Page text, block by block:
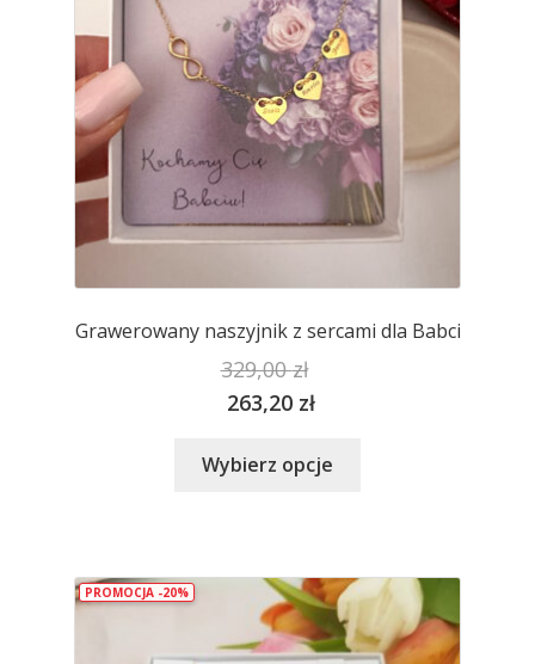
na
stronie
produktu
Grawerowany naszyjnik z sercami dla Babci
329,00zł
263,20 zł
Wybierz opcje
wariantów.
Opcje
można
PROMOCJA -20%